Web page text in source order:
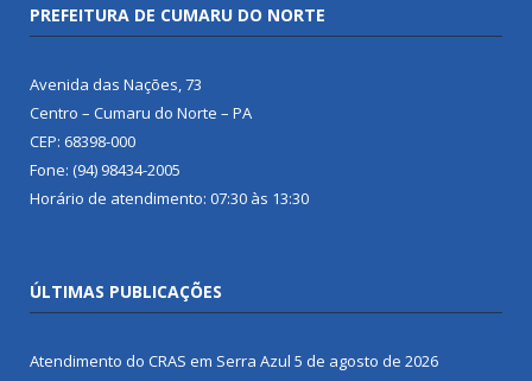
PREFEITURA DE CUMARU DO NORTE
Avenida das Nações, 73
Centro – Cumaru do Norte – PA
CEP: 68398-000
Fone: (94) 98434-2005
Horário de atendimento: 07:30 às 13:30
ÚLTIMAS PUBLICAÇÕES
Atendimento do CRAS em Serra Azul 5 de agosto de 2026